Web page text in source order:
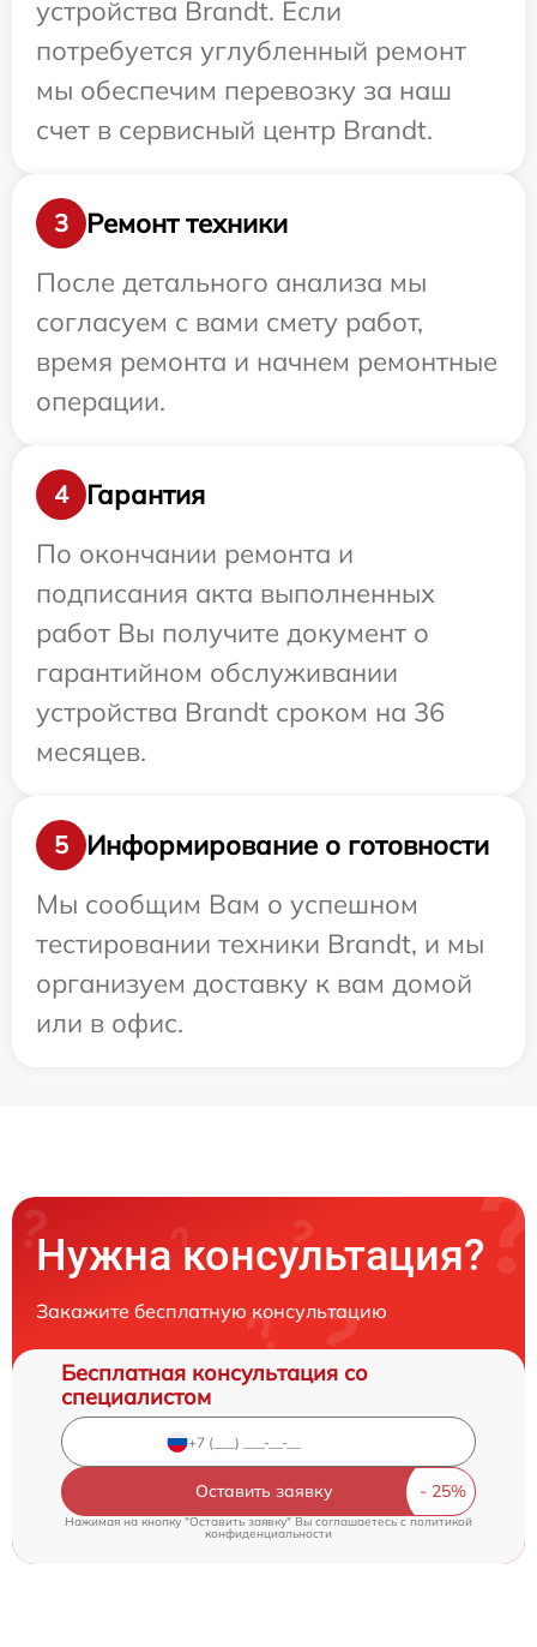
устройства Brandt. Если
потребуется углубленный ремонт
мы обеспечим перевозку за наш
счет в сервисный центр Brandt.
3
Ремонт техники
После детального анализа мы
согласуем с вами смету работ,
время ремонта и начнем ремонтные
операции.
4
Гарантия
По окончании ремонта и
подписания акта выполненных
работ Вы получите документ о
гарантийном обслуживании
устройства Brandt сроком на 36
месяцев.
5
Информирование о готовности
Мы сообщим Вам о успешном
тестировании техники Brandt, и мы
организуем доставку к вам домой
или в офис.
Нужна консультация?
Закажите бесплатную консультацию
Бесплатная консультация со
специалистом
Оставить заявку
Нажимая на кнопку "Оставить заявку" Вы соглашаетесь c политикой
конфиденциальности